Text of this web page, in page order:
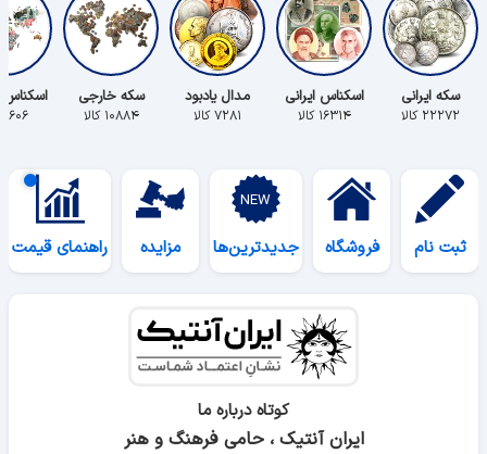
سکه ایرانی
۲۲۲۷۲ کالا
اسکناس ایرانی
۱۶۳۱۴ کالا
مدال یادبود
۷۲۸۱ کالا
سکه خارجی
۱۰۸۸۴ کالا ۵۶۰۶ کالا
ثبت نام فروشگاه جدیدترین‌ها مزایده راهنمای قیمت
کوتاه درباره ما
ایران آنتیک ، حامی فرهنگ و هنر